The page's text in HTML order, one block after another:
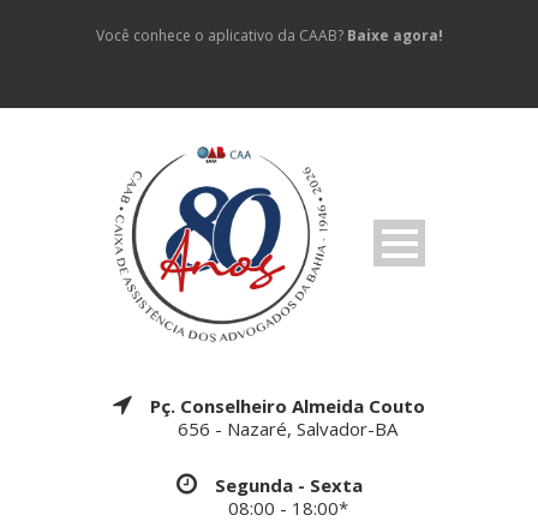
Você conhece o aplicativo da CAAB? Baixe agora!
Pç. Conselheiro Almeida Couto
656 - Nazaré, Salvador-BA
Segunda - Sexta
08:00 - 18:00*